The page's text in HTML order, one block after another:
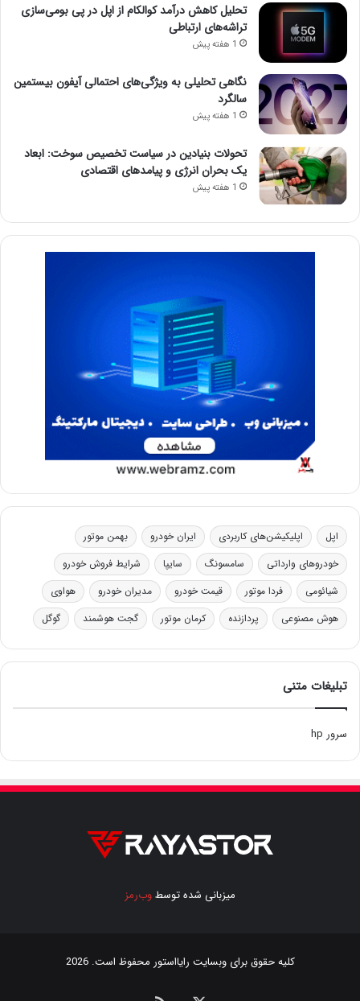
تحلیل کاهش درآمد کوالکام از اپل در پی بومی‌سازی
تراشه‌های ارتباطی
1 هفته پیش
نگاهی تحلیلی به ویژگی‌های احتمالی آیفون بیستمین
سالگرد
1 هفته پیش
تحولات بنیادین در سیاست تخصیص سوخت: ابعاد
یک بحران انرژی و پیامدهای اقتصادی
1 هفته پیش
اپل اپلیکیشن‌های کاربردی ایران خودرو
بهمن موتور
خودروهای وارداتی
سامسونگ سایپا
شرایط فروش خودرو
شیائومی
فردا موتور قیمت خودرو مدیران خودرو
هواوی
هوش مصنوعی
پردازنده کرمان موتور گجت هوشمند گوگل
تبلیغات متنی
سرور hp
میزبانی شده توسطوب‌رمز
کلیه حقوق برای وبسایت رایااستور محفوظ است. 2026